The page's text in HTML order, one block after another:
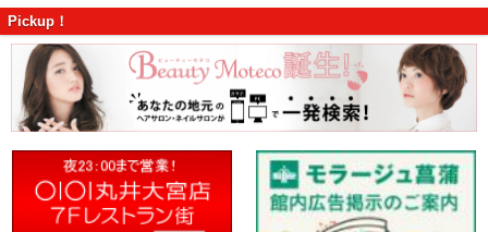
Pickup！